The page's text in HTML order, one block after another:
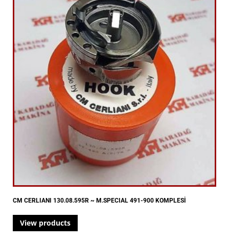
CM CERLIANI 130.08.595R ~ M.SPECIAL 491-900 KOMPLESİ
View products